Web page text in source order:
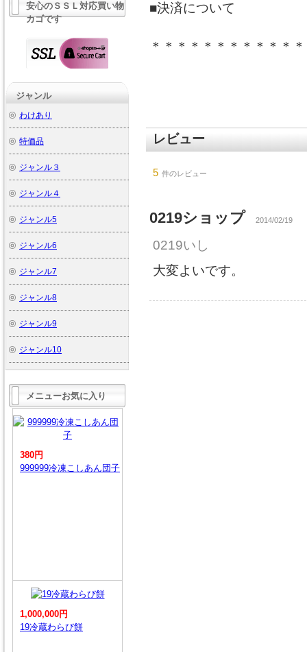
■決済について
＊＊＊＊＊＊＊＊＊＊＊
レビュー
5 件のレビュー
0219ショップ 2014/02/19
0219いし
大変よいです。
安心のＳＳＬ対応買い物
カゴです
ジャンル
わけあり
特価品
ジャンル３
ジャンル４
ジャンル5
ジャンル6
ジャンル7
ジャンル8
ジャンル9
ジャンル10
メニューお気に入り
380円
999999冷凍こしあん団子
1,000,000円
19冷蔵わらび餅